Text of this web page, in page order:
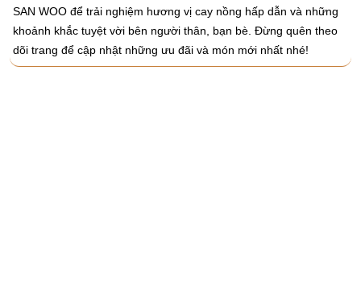
SAN WOO để trải nghiệm hương vị cay nồng hấp dẫn và những
khoảnh khắc tuyệt vời bên người thân, bạn bè. Đừng quên theo
dõi trang để cập nhật những ưu đãi và món mới nhất nhé!